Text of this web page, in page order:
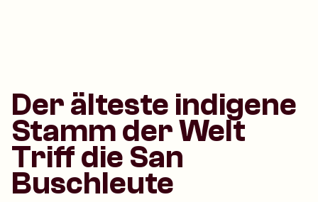
Der älteste indigene
Stamm der Welt
Triff die San
Buschleute